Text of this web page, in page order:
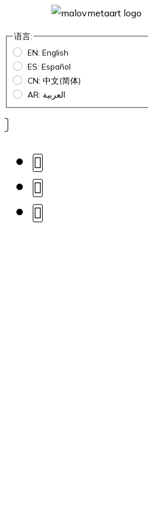
语言:
EN: English
ES: Español
CN: 中文(简体)
AR: العربية